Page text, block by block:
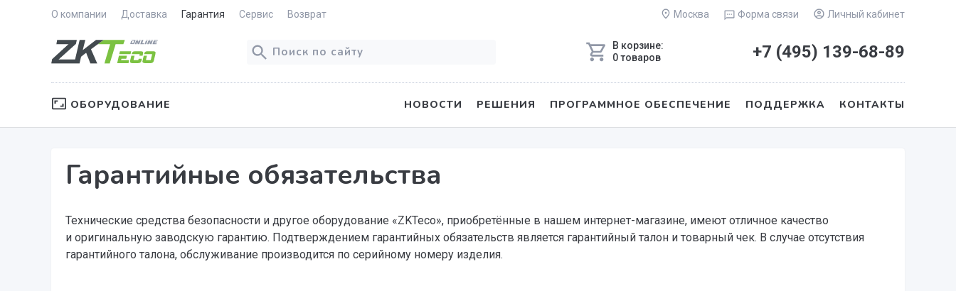
О компании Доставка Гарантия Сервис Возврат Москва Форма связи Личный кабинет
В корзине:
0 товаров
+7 (495) 139-68-89
ОБОРУДОВАНИЕ НОВОСТИ РЕШЕНИЯ ПРОГРАММНОЕ ОБЕСПЕЧЕНИЕ ПОДДЕРЖКА КОНТАКТЫ
Гарантийные обязательства
Технические средства безопасности и другое оборудование «ZKTeco», приобретённые в нашем интернет-магазине, имеют отличное качество
и оригинальную заводскую гарантию. Подтверждением гарантийных обязательств является гарантийный талон и товарный чек. В случае отсутствия
гарантийного талона, обслуживание производится по серийному номеру изделия.